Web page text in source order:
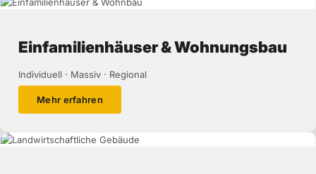
Einfamilienhäuser & Wohnungsbau
Individuell · Massiv · Regional
Mehr erfahren